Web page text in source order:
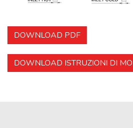
DOWNLOAD PDF
DOWNLOAD ISTRUZIONI DI